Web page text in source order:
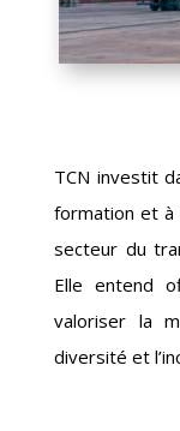
TCN investit
formation et à
secteur du
Elle entend
valoriser la
diversité et